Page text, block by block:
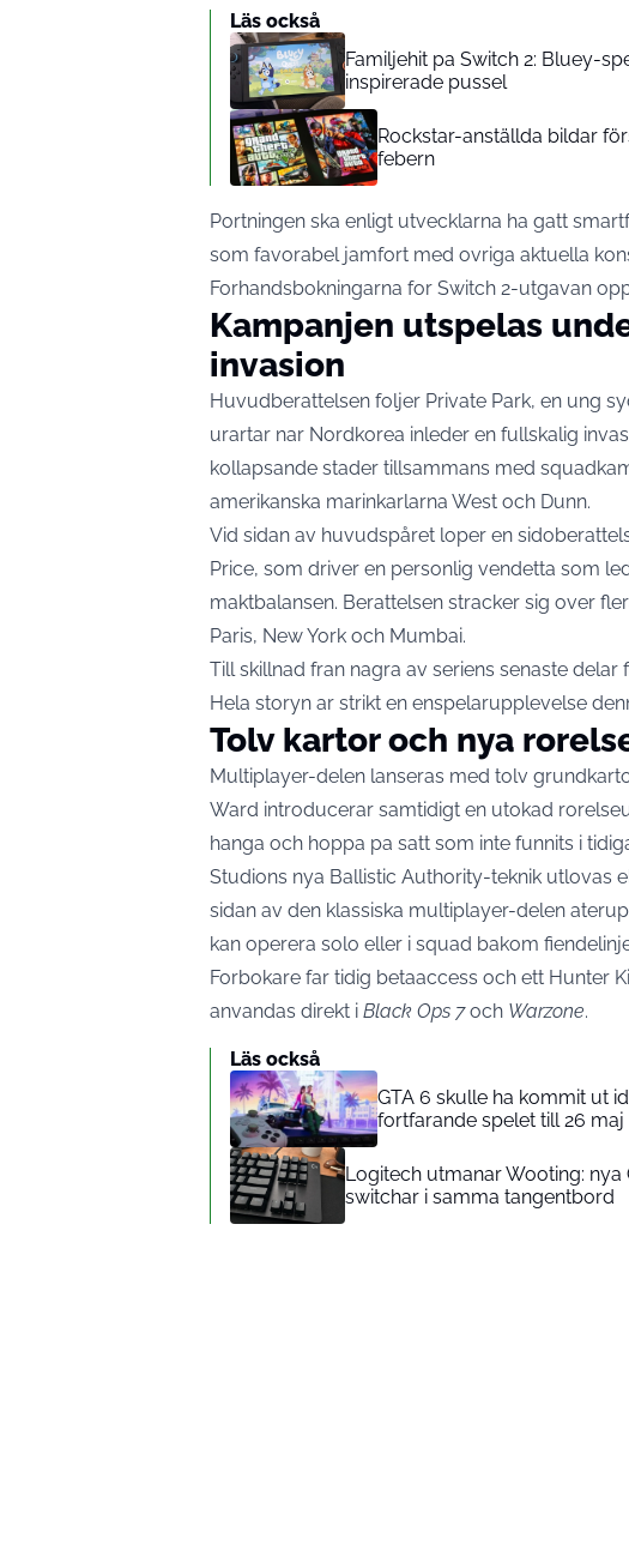
Läs också
Familjehit pa Switch 2: Bluey-
inspirerade pussel
Rockstar-anställda bildar
febern
Portningen ska enligt utvecklarna ha gatt
som favorabel jamfort med ovriga aktuella
Forhandsbokningarna for Switch 2-utgavan
Kampanjen utspelas
invasion
Huvudberattelsen foljer Private Park, en ung
urartar nar Nordkorea inleder en fullskalig
kollapsande stader tillsammans med
amerikanska marinkarlarna West och Dunn.
Vid sidan av huvudspåret loper en
Price, som driver en personlig vendetta som
maktbalansen. Berattelsen stracker sig over
Paris, New York och Mumbai.
Till skillnad fran nagra av seriens senaste
Hela storyn ar strikt en enspelarupplevelse
Tolv kartor och nya
Multiplayer-delen lanseras med tolv
Ward introducerar samtidigt en utokad
hanga och hoppa pa satt som inte funnits i
Studions nya Ballistic Authority-teknik utlovas
sidan av den klassiska multiplayer-delen
kan operera solo eller i squad bakom
Forbokare far tidig betaaccess och ett Hunter
anvandas direkt i Black Ops 7och Warzone.
Läs också
GTA 6 skulle ha kommit ut
fortfarande spelet till 26 maj
Logitech utmanar Wooting: nya
switchar i samma tangentbord